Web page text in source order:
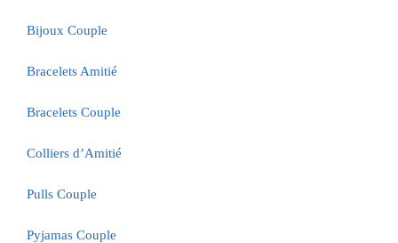
Bijoux Couple
Bracelets Amitié
Bracelets Couple
Colliers d’Amitié
Pulls Couple
Pyjamas Couple